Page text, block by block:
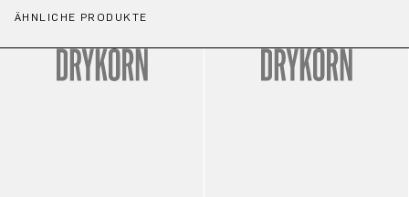
ÄHNLICHE PRODUKTE